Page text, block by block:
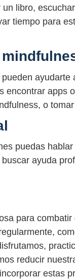
libro,
tiempo para
encontrar apps
o
puedas
ayuda
para
reducir
estas